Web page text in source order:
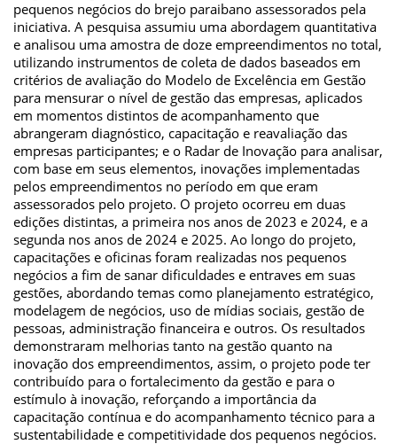
pequenos negócios do brejo paraibano assessorados pela
iniciativa. A pesquisa assumiu uma abordagem quantitativa
e analisou uma amostra de doze empreendimentos no total,
utilizando instrumentos de coleta de dados baseados em
critérios de avaliação do Modelo de Excelência em Gestão
para mensurar o nível de gestão das empresas, aplicados
em momentos distintos de acompanhamento que
abrangeram diagnóstico, capacitação e reavaliação das
empresas participantes; e o Radar de Inovação para analisar,
com base em seus elementos, inovações implementadas
pelos empreendimentos no período em que eram
assessorados pelo projeto. O projeto ocorreu em duas
edições distintas, a primeira nos anos de 2023 e 2024, e a
segunda nos anos de 2024 e 2025. Ao longo do projeto,
capacitações e oficinas foram realizadas nos pequenos
negócios a fim de sanar dificuldades e entraves em suas
gestões, abordando temas como planejamento estratégico,
modelagem de negócios, uso de mídias sociais, gestão de
pessoas, administração financeira e outros. Os resultados
demonstraram melhorias tanto na gestão quanto na
inovação dos empreendimentos, assim, o projeto pode ter
contribuído para o fortalecimento da gestão e para o
estímulo à inovação, reforçando a importância da
capacitação contínua e do acompanhamento técnico para a
sustentabilidade e competitividade dos pequenos negócios.